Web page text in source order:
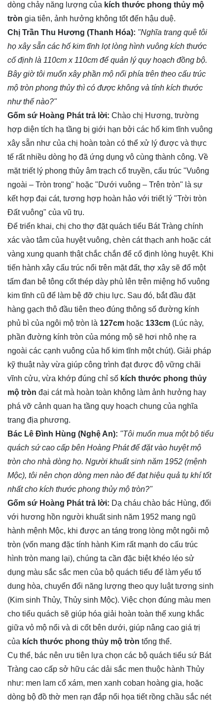
dòng chảy năng lượng của kích thước phong thủy mộ
tròn gia tiên, ảnh hưởng không tốt đến hậu duệ.
Chị Trần Thu Hương (Thanh Hóa): "Nghĩa trang quê tôi
họ xây sẵn các hố kim tĩnh lọt lòng hình vuông kích thước
cố định là 110cm x 110cm để quản lý quy hoạch đồng bộ.
Bây giờ tôi muốn xây phần mộ nổi phía trên theo cấu trúc
mộ tròn phong thủy thì có được không và tính kích thước
như thế nào?"
Gốm sứ Hoàng Phát trả lời: Chào chị Hương, trường
hợp diện tích hạ tầng bị giới hạn bởi các hố kim tĩnh vuông
xây sẵn như của chị hoàn toàn có thể xử lý được và thực
tế rất nhiều dòng họ đã ứng dụng vô cùng thành công. Về
mặt triết lý phong thủy âm trạch cổ truyền, cấu trúc "Vuông
ngoài – Tròn trong" hoặc "Dưới vuông – Trên tròn" là sự
kết hợp đại cát, tương hợp hoàn hảo với triết lý "Trời tròn
Đất vuông" của vũ trụ.
Để triển khai, chị cho thợ đặt quách tiểu Bát Tràng chính
xác vào tâm của huyệt vuông, chèn cát thạch anh hoặc cát
vàng xung quanh thật chắc chắn để cố định lòng huyệt. Khi
tiến hành xây cấu trúc nổi trên mặt đất, thợ xây sẽ đổ một
tấm đan bê tông cốt thép dày phủ lên trên miệng hố vuông
kim tĩnh cũ để làm bệ đỡ chịu lực. Sau đó, bắt đầu đặt
hàng gạch thô đầu tiên theo đúng thông số đường kính
phủ bì của ngôi mộ tròn là 127cm hoặc 133cm (Lúc này,
phần đường kính tròn của móng mộ sẽ hơi nhô nhẹ ra
ngoài các cạnh vuông của hố kim tĩnh một chút). Giải pháp
kỹ thuật này vừa giúp công trình đạt được độ vững chãi
vĩnh cửu, vừa khớp đúng chỉ số kích thước phong thủy
mộ tròn đại cát mà hoàn toàn không làm ảnh hưởng hay
phá vỡ cảnh quan hạ tầng quy hoạch chung của nghĩa
trang địa phương.
Bác Lê Đình Hùng (Nghệ An): "Tôi muốn mua một bộ tiểu
quách sứ cao cấp bên Hoàng Phát để đặt vào huyệt mộ
tròn cho nhà dòng họ. Người khuất sinh năm 1952 (mệnh
Mộc), tôi nên chọn dòng men nào để đạt hiệu quả tụ khí tốt
nhất cho kích thước phong thủy mộ tròn?"
Gốm sứ Hoàng Phát trả lời: Dạ cháu chào bác Hùng, đối
với hương hồn người khuất sinh năm 1952 mang ngũ
hành mệnh Mộc, khi được an táng trong lòng một ngôi mộ
tròn (vốn mang đặc tính hành Kim rất mạnh do cấu trúc
hình tròn mang lại), chúng ta cần đặc biệt khéo léo sử
dụng màu sắc sắc men của bộ quách tiểu để làm yếu tố
dung hòa, chuyển đổi năng lượng theo quy luật tương sinh
(Kim sinh Thủy, Thủy sinh Mộc). Việc chọn đúng màu men
cho tiểu quách sẽ giúp hóa giải hoàn toàn thế xung khắc
giữa vỏ mộ nổi và di cốt bên dưới, giúp nâng cao giá trị
của kích thước phong thủy mộ tròn tổng thể.
Cụ thể, bác nên ưu tiên lựa chọn các bộ quách tiểu sứ Bát
Tràng cao cấp sở hữu các dải sắc men thuộc hành Thủy
như: men lam cổ xám, men xanh coban hoàng gia, hoặc
dòng bộ đồ thờ men rạn đắp nổi họa tiết rồng chầu sắc nét